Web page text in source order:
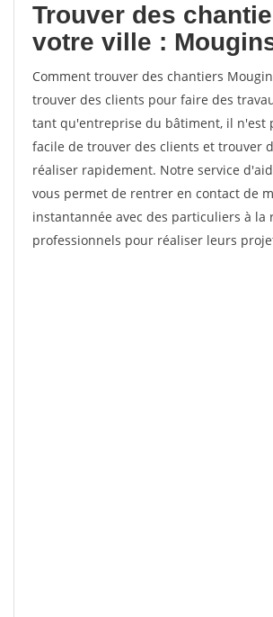
Trouver des
votre ville :
Comment trouver des chantiers
trouver des clients pour faire des
tant qu'entreprise du bâtiment, il n'est
facile de trouver des clients et trouver
réaliser rapidement. Notre service
vous permet de rentrer en contact de
instantannée avec des particuliers à la
professionnels pour réaliser leurs